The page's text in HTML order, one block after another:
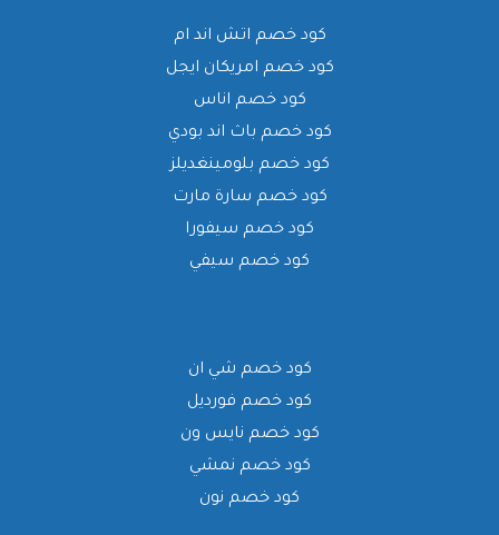
كود خصم اتش اند ام
كود خصم امريكان ايجل
كود خصم اناس
كود خصم باث اند بودي
كود خصم بلومينغديلز
كود خصم سارة مارت
كود خصم سيفورا
كود خصم سيفي
كود خصم شي ان
كود خصم فورديل
كود خصم نايس ون
كود خصم نمشي
كود خصم نون